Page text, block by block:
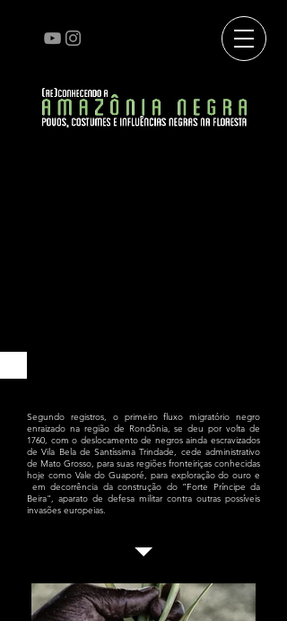
Segundo registros, o primeiro fluxo migratório negro
enraizado na região de Rondônia, se deu por volta de
1760, com o deslocamento de negros ainda escravizados
de Vila Bela de Santíssima Trindade, cede administrativo
de Mato Grosso, para suas regiões fronteiriças conhecidas
hoje como Vale do Guaporé, para exploração do ouro e
em decorrência da construção do “Forte Príncipe da
Beira", aparato de defesa militar contra outras possíveis
invasões europeias.